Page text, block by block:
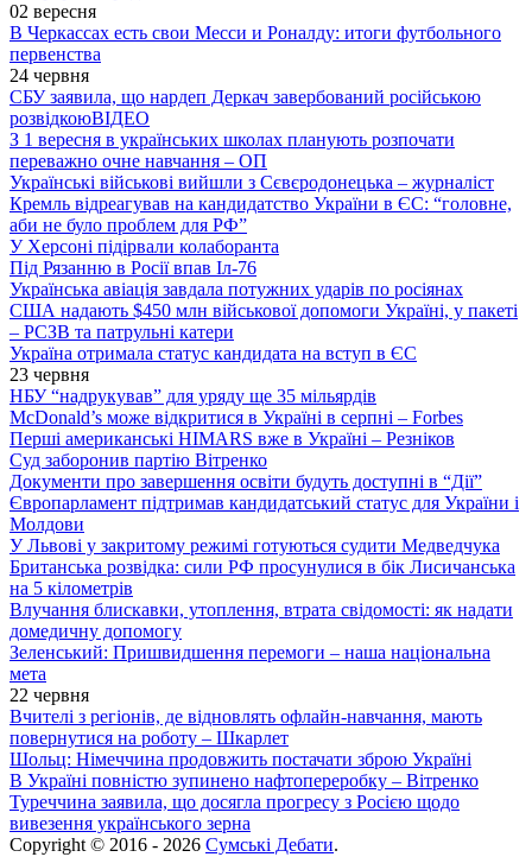
02 вересня
В Черкассах есть свои Месси и Роналду: итоги футбольного
первенства
24 червня
СБУ заявила, що нардеп Деркач завербований російською
розвідкоюВІДЕО
З 1 вересня в українських школах планують розпочати
переважно очне навчання – ОП
Українські військові вийшли з Сєвєродонецька – журналіст
Кремль відреагував на кандидатство України в ЄС: “головне,
аби не було проблем для РФ”
У Херсоні підірвали колаборанта
Під Рязанню в Росії впав Іл-76
Українська авіація завдала потужних ударів по росіянах
США надають $450 млн військової допомоги Україні, у пакеті
– РСЗВ та патрульні катери
Україна отримала статус кандидата на вступ в ЄС
23 червня
НБУ “надрукував” для уряду ще 35 мільярдів
McDonald’s може відкритися в Україні в серпні – Forbes
Перші американські HIMARS вже в Україні – Резніков
Суд заборонив партію Вітренко
Документи про завершення освіти будуть доступні в “Дії”
Європарламент підтримав кандидатський статус для України і
Молдови
У Львові у закритому режимі готуються судити Медведчука
Британська розвідка: сили РФ просунулися в бік Лисичанська
на 5 кілометрів
Влучання блискавки, утоплення, втрата свідомості: як надати
домедичну допомогу
Зеленський: Пришвидшення перемоги – наша національна
мета
22 червня
Вчителі з регіонів, де відновлять офлайн-навчання, мають
повернутися на роботу – Шкарлет
Шольц: Німеччина продовжить постачати зброю Україні
В Україні повністю зупинено нафтопереробку – Вітренко
Туреччина заявила, що досягла прогресу з Росією щодо
вивезення українського зерна
Copyright © 2016 - 2026 Сумські Дебати.